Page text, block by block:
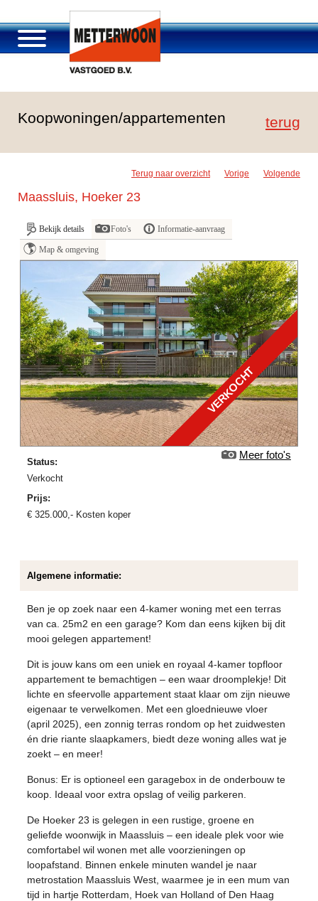
Portfolio
Koopwoningen/appartementen terug
Terug naar overzicht Vorige Volgende
Maassluis, Hoeker 23
Bekijk details Foto's Informatie-aanvraag
Map & omgeving
VERKOCHT
Meer foto's
Status:
verkocht
Prijs:
€325.000 ,- Kosten koper
Algemene informatie:
Ben je op zoek naar een 4-kamer woning met een terras
van ca. 25m2 en een garage? Kom dan eens kijken bij dit
mooi gelegen appartement!
Dit is jouw kans om een uniek en royaal 4-kamer topfloor
appartement te bemachtigen – een waar droomplekje! Dit
lichte en sfeervolle appartement staat klaar om zijn nieuwe
eigenaar te verwelkomen. Met een gloednieuwe vloer
(april 2025), een zonnig terras rondom op het zuidwesten
én drie riante slaapkamers, biedt deze woning alles wat je
zoekt – en meer!
Bonus: Er is optioneel een garagebox in de onderbouw te
koop. Ideaal voor extra opslag of veilig parkeren.
De Hoeker 23 is gelegen in een rustige, groene en
geliefde woonwijk in Maassluis – een ideale plek voor wie
comfortabel wil wonen met alle voorzieningen op
loopafstand. Binnen enkele minuten wandel je naar
metrostation Maassluis West, waarmee je in een mum van
tijd in hartje Rotterdam, Hoek van Holland of Den Haag